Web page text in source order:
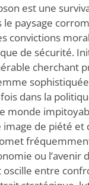
est une
le paysage
convictions
de sécurité.
cherchant
dans la
monde
de piété et
ou l’avenir
oscille entre